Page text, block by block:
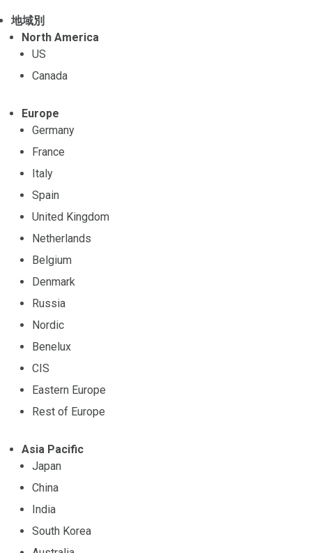
地域別
North America
US
Canada
Europe
Germany
France
Italy
Spain
United Kingdom
Netherlands
Belgium
Denmark
Russia
Nordic
Benelux
CIS
Eastern Europe
Rest of Europe
Asia Pacific
Japan
China
India
South Korea